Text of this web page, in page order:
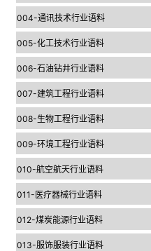
004-通讯技术行业语料
005-化工技术行业语料
006-石油钻井行业语料
007-建筑工程行业语料
008-生物工程行业语料
009-环境工程行业语料
010-航空航天行业语料
011-医疗器械行业语料
012-煤炭能源行业语料
013-服饰服装行业语料